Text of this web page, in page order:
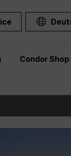
Condor Shop